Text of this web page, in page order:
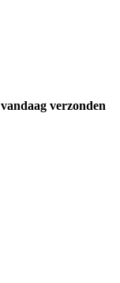
vandaag verzonden